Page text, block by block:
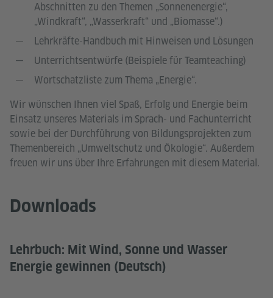
Abschnitten zu den Themen „Sonnenenergie“,
„Windkraft“, „Wasserkraft“ und „Biomasse“.)
Lehrkräfte-Handbuch mit Hinweisen und Lösungen
Unterrichtsentwürfe (Beispiele für Teamteaching)
Wortschatzliste zum Thema „Energie“.
Wir wünschen Ihnen viel Spaß, Erfolg und Energie beim
Einsatz unseres Materials im Sprach- und Fachunterricht
sowie bei der Durchführung von Bildungsprojekten zum
Themenbereich „Umweltschutz und Ökologie“. Außerdem
freuen wir uns über Ihre Erfahrungen mit diesem Material.
Downloads
Lehrbuch: Mit Wind, Sonne und Wasser
Energie gewinnen (Deutsch)